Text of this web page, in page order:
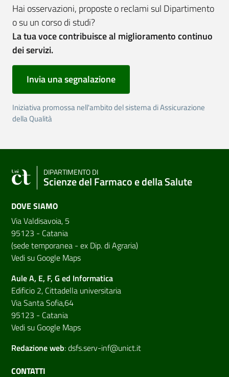
Hai osservazioni, proposte o reclami sul Dipartimento
o su un corso di studi?
La tua voce contribuisce al miglioramento continuo
dei servizi.
Invia una segnalazione
Iniziativa promossa nell'ambito del sistema di Assicurazione
della Qualità
DIPARTIMENTO DI
Scienze del Farmaco e della Salute
DOVE SIAMO
Via Valdisavoia, 5
95123 - Catania
(sede temporanea - ex Dip. di Agraria)
Vedi su Google Maps
Aule A, E, F, G ed Informatica
Edificio 2, Cittadella universitaria
Via Santa Sofia,64
95123 - Catania
Vedi su Google Maps
Redazione web:dsfs.serv-inf@unict.it
CONTATTI